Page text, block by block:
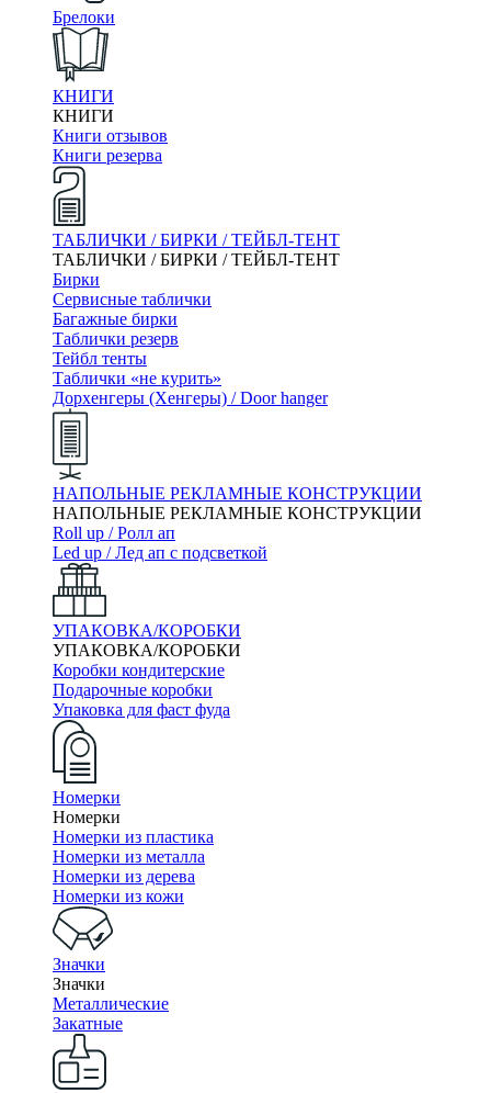
Брелоки
КНИГИ
КНИГИ
Книги отзывов
Книги резерва
ТАБЛИЧКИ / БИРКИ / ТЕЙБЛ-ТЕНТ
ТАБЛИЧКИ / БИРКИ / ТЕЙБЛ-ТЕНТ
Бирки
Сервисные таблички
Багажные бирки
Таблички резерв
Тейбл тенты
Таблички «не курить»
Дорхенгеры (Хенгеры) / Door hanger
НАПОЛЬНЫЕ РЕКЛАМНЫЕ КОНСТРУКЦИИ
НАПОЛЬНЫЕ РЕКЛАМНЫЕ КОНСТРУКЦИИ
Roll up / Ролл ап
Led up / Лед ап с подсветкой
УПАКОВКА/КОРОБКИ
УПАКОВКА/КОРОБКИ
Коробки кондитерские
Подарочные коробки
Упаковка для фаст фуда
Номерки
Номерки
Номерки из пластика
Номерки из металла
Номерки из дерева
Номерки из кожи
Значки
Значки
Металлические
Закатные